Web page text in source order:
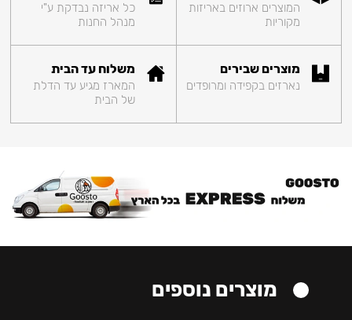
המוצרים ארוזים באריזות
מקוריות
כל אריזה נבדקת ע"י
מנהל החנות
מוצרים שבירים
נארזים בקפידה ומרופדים
משלוח עד הבית
המארז מגיע עד הדלת
של הבית
מוצרים נוספים